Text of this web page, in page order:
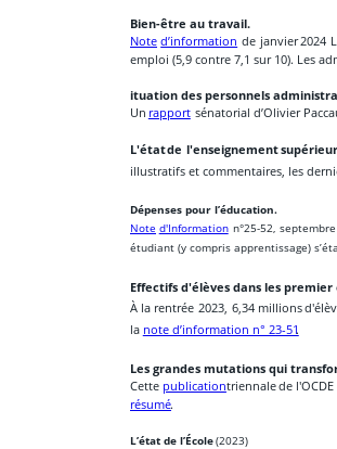
Bien-être au travail.
Note d’information de janvier2024
emploi (5,9 contre 7,1 sur 10). Les
ituation des personnels
Un rapport
sénatorial d’Olivier
L'étatde l'enseignement
illustratifs et commentaires, les
Dépenses pour l’éducation.
Note d'Information n°25-52, septembre
étudiant (y compris apprentissage)
Effectifs d'élèves dans les
À la rentrée 2023, 6,34 millions
la note d’information n° 23-51.
Les grandes mutations qui
Cette publicationtriennalede l'OCDE
résumé.
L’état de l’École (2023)